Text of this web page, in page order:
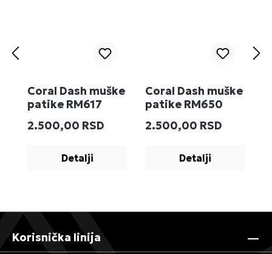
Coral Dash muške
patike RM617
Redovna cena:
2.500,00 RSD
Detalji
Coral Dash muške
patike RM650
Redovna cena:
2.500,00 RSD
Detalji
Korisnička linija